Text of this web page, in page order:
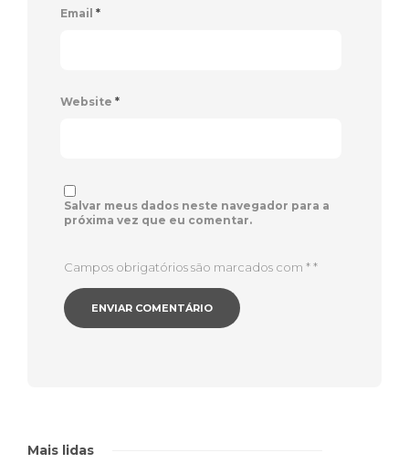
Email *
Website *
Salvar meus dados neste navegador para a
próxima vez que eu comentar.
Campos obrigatórios são marcados com **
Mais lidas